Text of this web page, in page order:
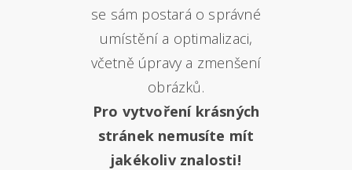
se sám postará o správné
umístění a optimalizaci,
včetně úpravy a zmenšení
obrázků.
Pro vytvoření krásných
stránek nemusíte mít
jakékoliv znalosti!